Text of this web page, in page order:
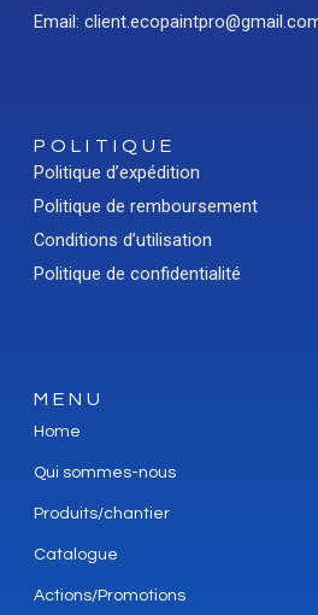
Email:
POLITIQUE
Politique d’expédition
Politique de remboursement
Conditions d’utilisation
Politique de confidentialité
MENU
Home
Qui sommes-nous
Produits/chantier
Catalogue
Actions/Promotions